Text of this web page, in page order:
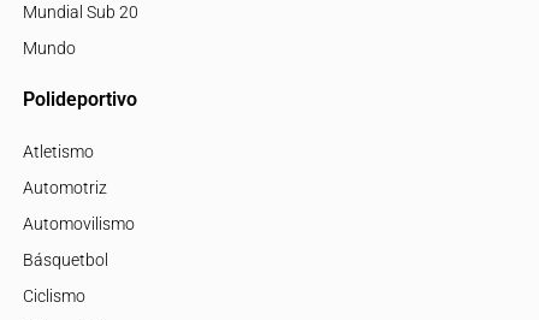
Mundial Sub 20
Mundo
Polideportivo
Atletismo
Automotriz
Automovilismo
Básquetbol
Ciclismo